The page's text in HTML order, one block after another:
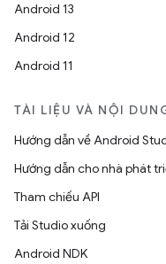
Android 13
Android 12
Android 11
TÀI LIỆU VÀ NỘI
Hướng dẫn về Android
Hướng dẫn cho nhà phát
Tham chiếu API
Tải Studio xuống
Android NDK